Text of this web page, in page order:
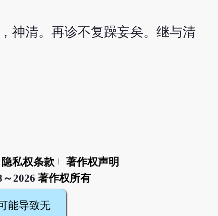
神清。再诊不复躁妄矣。继与清
隐私权条款
著作权声明
2026 著作权所有
能导致无